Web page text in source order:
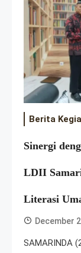
Berita
Sinergi
LDII
Literasi
December
SAMARINDA